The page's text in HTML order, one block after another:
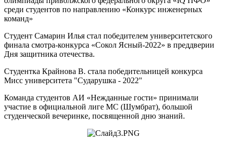
среди студентов по направлению «Конкурс инженерных
команд»
Студент Самарин Илья стал победителем университетского
финала смотра-конкурса «Сокол Ясный-2022» в преддверии
Дня защитника отечества.
Студентка Крайнова В. стала победительницей конкурса
Мисс университета "Сударушка - 2022"
Команда студентов АИ «Нежданные гости» принимали
участие в официальной лиге МС (Шумбрат), большой
студенческой вечеринке, посвященной дню знаний.